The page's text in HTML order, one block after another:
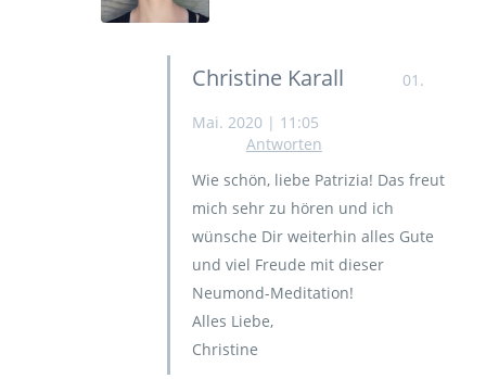
Christine Karall 01.
Mai. 2020 | 11:05
Antworten
Wie schön, liebe Patrizia! Das freut
mich sehr zu hören und ich
wünsche Dir weiterhin alles Gute
und viel Freude mit dieser
Neumond-Meditation!
Alles Liebe,
Christine